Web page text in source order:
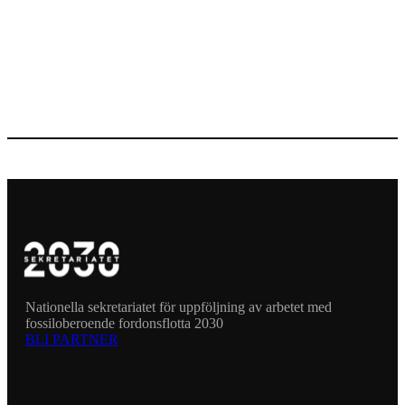
Nationella sekretariatet för uppföljning av arbetet med
fossiloberoende fordonsflotta 2030
BLI PARTNER